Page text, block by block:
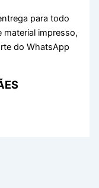
para todo
material impresso,
do WhatsApp